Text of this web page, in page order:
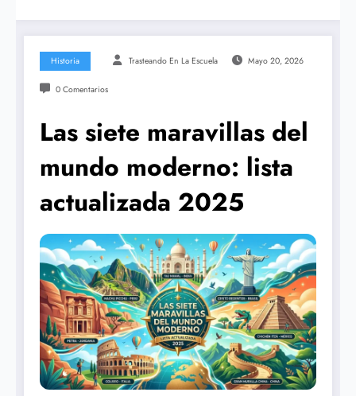
Historia Trasteando En La Escuela Mayo 20, 2026
0 Comentarios
Las siete maravillas del
mundo moderno: lista
actualizada 2025